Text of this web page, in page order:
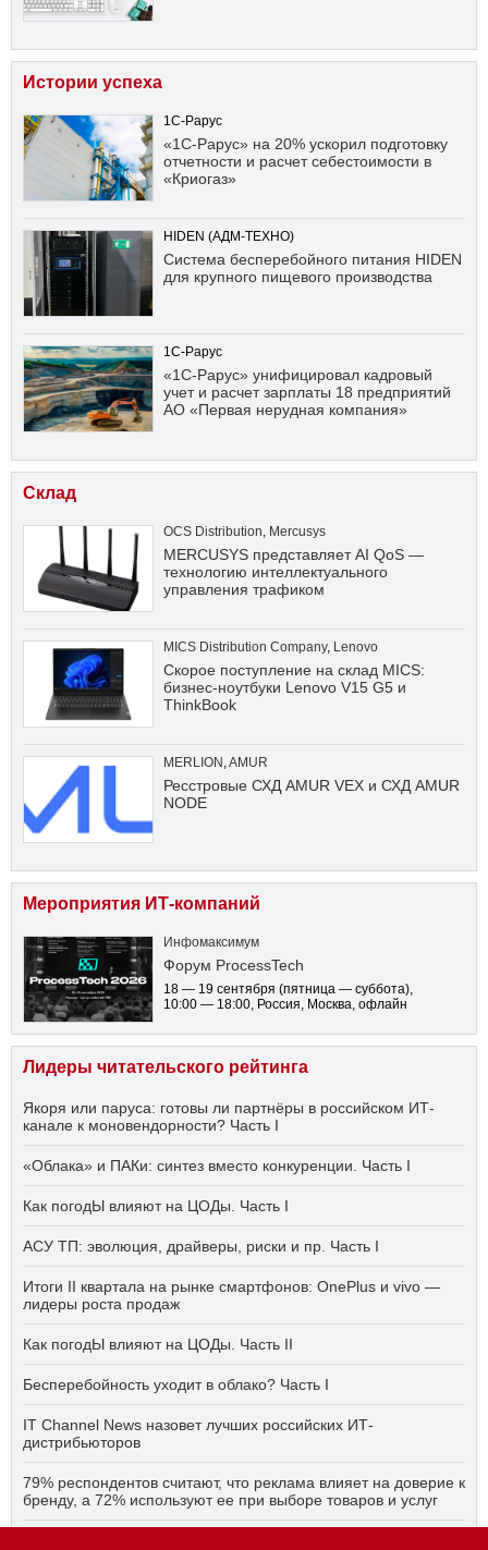
Истории успеха
1С-Рарус
«1С-Рарус» на 20% ускорил подготовку
отчетности и расчет себестоимости в
«Криогаз»
HIDEN (АДМ-ТЕХНО)
Система бесперебойного питания HIDEN
для крупного пищевого производства
1С-Рарус
«1С-Рарус» унифицировал кадровый
учет и расчет зарплаты 18 предприятий
АО «Первая нерудная компания»
Склад
OCS Distribution, Mercusys
MERCUSYS представляет AI QoS —
технологию интеллектуального
управления трафиком
MICS Distribution Company, Lenovo
Скорое поступление на склад MICS:
бизнес-ноутбуки Lenovo V15 G5 и
ThinkBook
MERLION ,AMUR
Ресстровые СХД AMUR VEX и СХД AMUR
NODE
Мероприятия ИТ-компаний
Инфомаксимум
Форум ProcessTech
18 — 19 сентября (пятница — суббота),
10:00 — 18:00, Россия, Москва, офлайн
Лидеры читательского рейтинга
Якоря или паруса: готовы ли партнёры в российском ИТ-
канале к моновендорности? Часть I
«Облака» и ПАКи: синтез вместо конкуренции. Часть I
Как погодЫ влияют на ЦОДы. Часть I
АСУ ТП: эволюция, драйверы, риски и пр. Часть I
Итоги II квартала на рынке смартфонов: OnePlus и vivo —
лидеры роста продаж
Как погодЫ влияют на ЦОДы. Часть II
Бесперебойность уходит в облако? Часть I
IT Channel News назовет лучших российских ИТ-
дистрибьюторов
79% респондентов считают, что реклама влияет на доверие к
бренду, а 72% используют ее при выборе товаров и услуг